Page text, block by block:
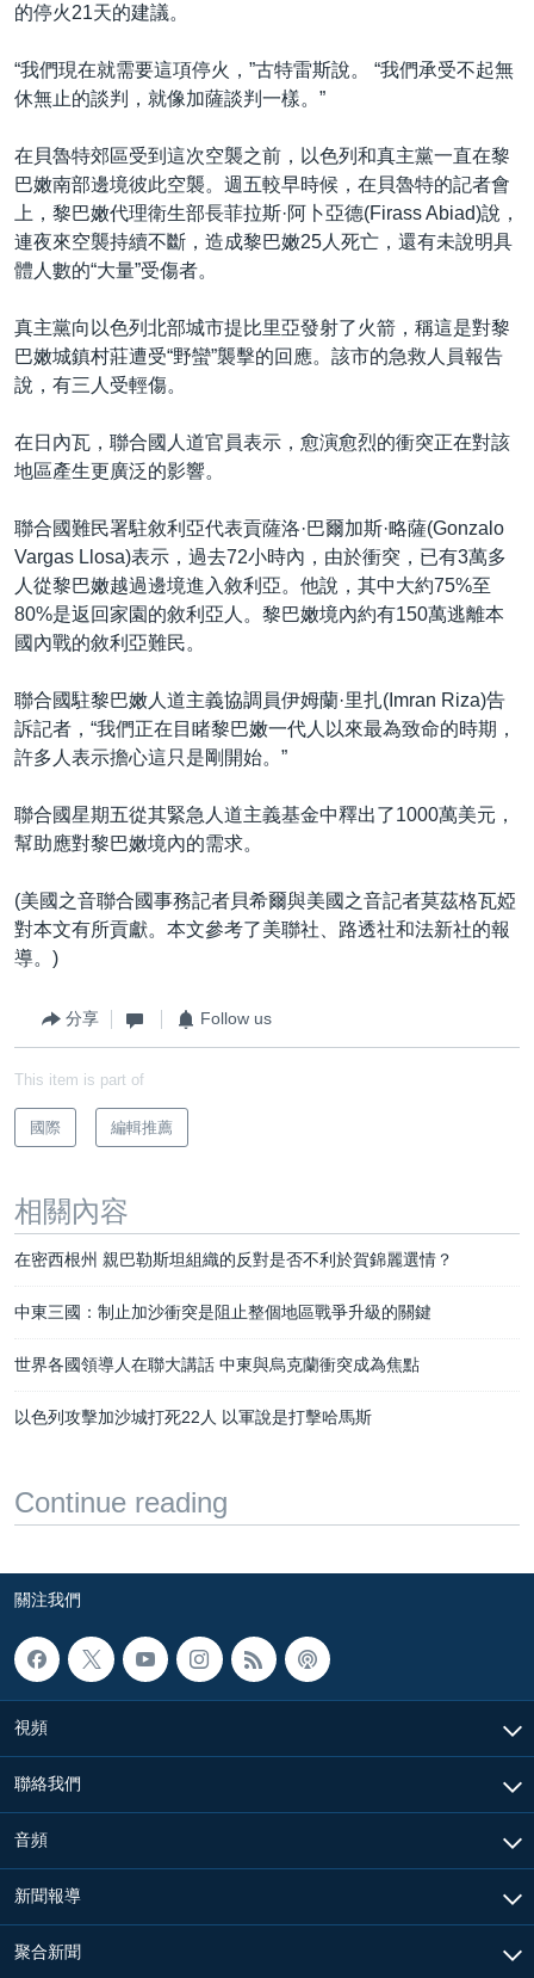
的停火21天的建議。
“我們現在就需要這項停火，”古特雷斯說。 “我們承受不起無
休無止的談判，就像加薩談判一樣。”
在貝魯特郊區受到這次空襲之前，以色列和真主黨一直在黎
巴嫩南部邊境彼此空襲。週五較早時候，在貝魯特的記者會
上，黎巴嫩代理衛生部長菲拉斯·阿卜亞德(Firass Abiad)說，
連夜來空襲持續不斷，造成黎巴嫩25人死亡，還有未說明具
體人數的“大量”受傷者。
真主黨向以色列北部城市提比里亞發射了火箭，稱這是對黎
巴嫩城鎮村莊遭受“野蠻”襲擊的回應。該市的急救人員報告
說，有三人受輕傷。
在日內瓦，聯合國人道官員表示，愈演愈烈的衝突正在對該
地區產生更廣泛的影響。
聯合國難民署駐敘利亞代表貢薩洛·巴爾加斯·略薩(Gonzalo
Vargas Llosa)表示，過去72小時內，由於衝突，已有3萬多
人從黎巴嫩越過邊境進入敘利亞。他說，其中大約75%至
80%是返回家園的敘利亞人。黎巴嫩境內約有150萬逃離本
國內戰的敘利亞難民。
聯合國駐黎巴嫩人道主義協調員伊姆蘭·里扎(Imran Riza)告
訴記者，“我們正在目睹黎巴嫩一代人以來最為致命的時期，
許多人表示擔心這只是剛開始。”
聯合國星期五從其緊急人道主義基金中釋出了1000萬美元，
幫助應對黎巴嫩境內的需求。
(美國之音聯合國事務記者貝希爾與美國之音記者莫茲格瓦婭
對本文有所貢獻。本文參考了美聯社、路透社和法新社的報
導。)
分享 Follow us
This item is part of
國際 編輯推薦
相關內容
在密西根州 親巴勒斯坦組織的反對是否不利於賀錦麗選情？
中東三國：制止加沙衝突是阻止整個地區戰爭升級的關鍵
世界各國領導人在聯大講話 中東與烏克蘭衝突成為焦點
以色列攻擊加沙城打死22人 以軍說是打擊哈馬斯
Continue reading
關注我們
視頻
聯絡我們
音頻
新聞報導
聚合新聞